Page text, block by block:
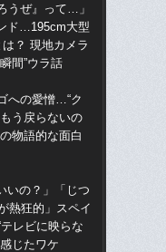
うぜ』って…」
ド…195cm大型
？ 現地カメラ
間”ウラ話
への愛憎…“ク
う戻らないの
物語的な面白
いの？」「じつ
熱狂的」スペイ
レビに映らな
じたワケ